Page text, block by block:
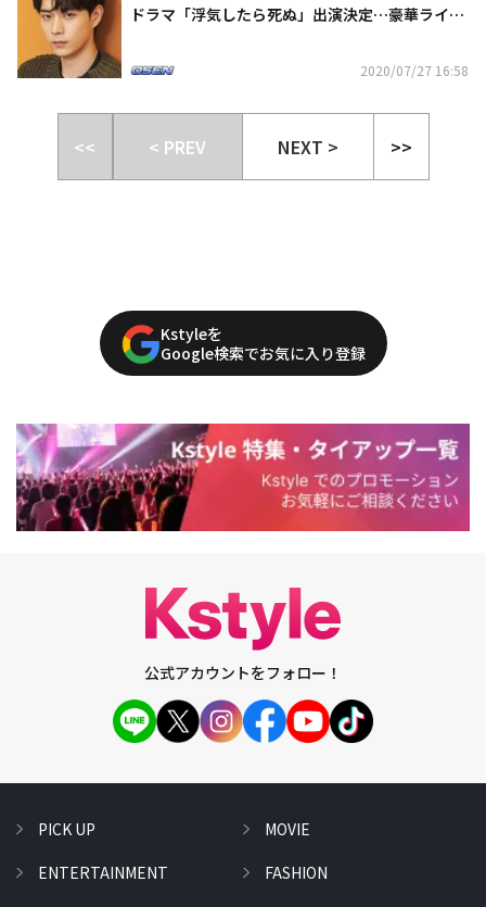
ドラマ「浮気したら死ぬ」出演決定…豪華ライン
2020/07/27 16:58
<< < PREV NEXT > >>
Kstyleを
Google検索でお気に入り登録
公式アカウントをフォロー！
PICK UP
ENTERTAINMENT
MOVIE
FASHION